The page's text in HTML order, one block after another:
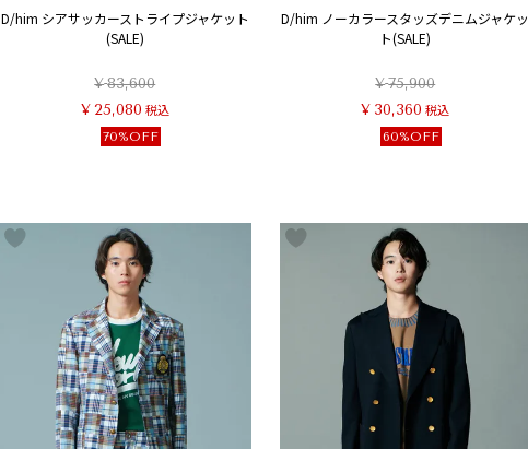
D/him シアサッカーストライプジャケット
(SALE)
¥83,600
¥25,080 税込
70%OFF
D/him ノーカラースタッズデニムジャケッ
ト(SALE)
¥75,900
¥ 30,360 税込
60%OFF